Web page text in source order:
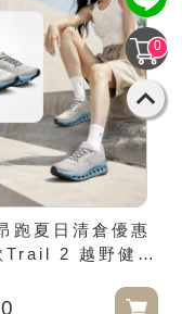
0
跑夏日清倉優惠
Trail 2 越野健走